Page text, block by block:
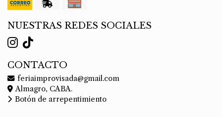
NUESTRAS REDES SOCIALES
CONTACTO
feriaimprovisada@gmail.com
Almagro, CABA.
Botón de arrepentimiento